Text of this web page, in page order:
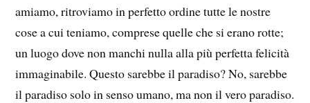
amiamo, ritroviamo in perfetto ordine tutte le nostre
cose a cui teniamo, comprese quelle che si erano rotte;
un luogo dove non manchi nulla alla più perfetta felicità
immaginabile. Questo sarebbe il paradiso? No, sarebbe
il paradiso solo in senso umano, ma non il vero paradiso.